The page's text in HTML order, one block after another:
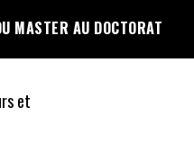
MASTER AU DOCTORAT